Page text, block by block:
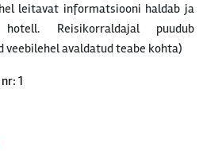
leitavat informatsiooni haldab ja
hotell. Reisikorraldajal puudub
veebilehel avaldatud teabe kohta)
1